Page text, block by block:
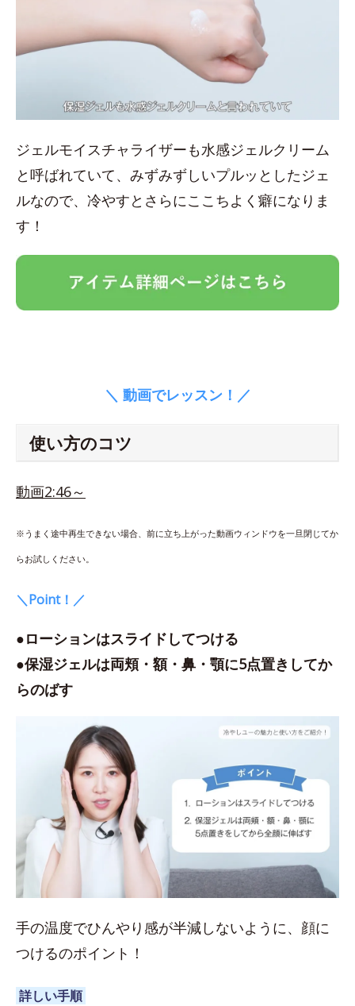
ジェルモイスチャライザーも水感ジェルクリーム
と呼ばれていて、みずみずしいプルッとしたジェ
ルなので、冷やすとさらにここちよく癖になりま
す！
＼ 動画でレッスン！／
使い方のコツ
動画2:46～
※うまく途中再生できない場合、前に立ち上がった動画ウィンドウを一旦閉じてか
らお試しください。
＼Point！／
●ローションはスライドしてつける
●保湿ジェルは両頬・額・鼻・顎に5点置きしてか
らのばす
手の温度でひんやり感が半減しないように、顔に
つけるのポイント！
詳しい手順